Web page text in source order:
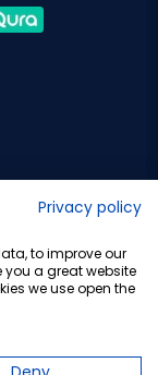
Privacy policy
to improve our
a great website
we use open the